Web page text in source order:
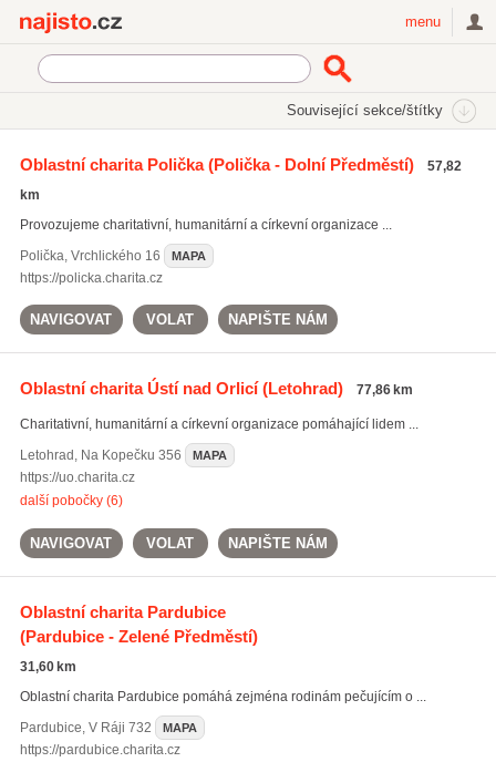
menu
Související sekce/štítky
Charitativní organizace
Oblastní charita Polička(Polička - Dolní Předměstí)
57,82
km
Provozujeme charitativní, humanitární a církevní organizace ...
Polička, Vrchlického 16 MAPA
https://policka.charita.cz
NAVIGOVAT VOLAT NAPIŠTE NÁM
Oblastní charita Ústí nad Orlicí(Letohrad) 77,86 km
Charitativní, humanitární a církevní organizace pomáhající lidem ...
Letohrad , Na Kopečku 356 MAPA
https://uo.charita.cz
další pobočky (6)
NAVIGOVAT VOLAT NAPIŠTE NÁM
Oblastní charita Pardubice
(Pardubice - Zelené Předměstí)
31,60 km
Oblastní charita Pardubice pomáhá zejména rodinám pečujícím o ...
Pardubice, V Ráji 732 MAPA
https://pardubice.charita.cz